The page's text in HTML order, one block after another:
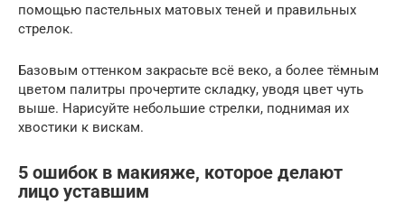
помощью пастельных матовых теней и правильных
стрелок.
Базовым оттенком закрасьте всё веко, а более тёмным
цветом палитры прочертите складку, уводя цвет чуть
выше. Нарисуйте небольшие стрелки, поднимая их
хвостики к вискам.
5 ошибок в макияже, которое делают
лицо уставшим